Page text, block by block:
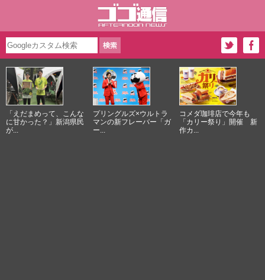
「えだまめって、こんな
に甘かった？」新潟県民
が...
プリングルズ×ウルトラ
マンの新フレーバー「ガ
ー...
コメダ珈琲店で今年も
「カリー祭り」開催 新
作カ...